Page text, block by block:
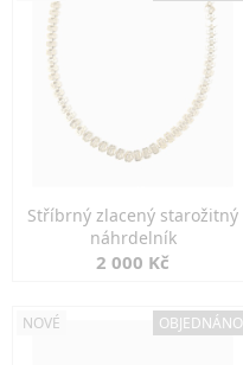
Stříbrný zlacený starožitný
náhrdelník
2 000 Kč
NOVÉ OBJEDNÁNO